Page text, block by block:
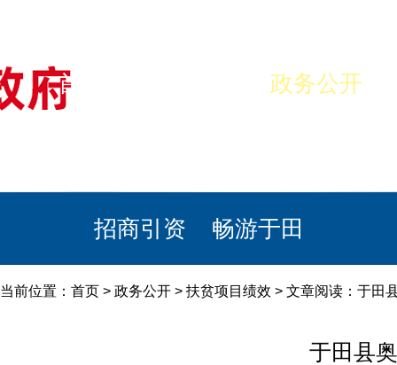
首页 政务公开
招商引资 畅游于田
当前位置： 首页 > 政务公开 > 扶贫项目绩效 > 文章阅读：于田
于田县